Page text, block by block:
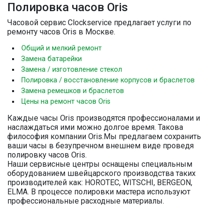
Полировка часов Oris
Часовой сервис Clockservice предлагает услуги по
ремонту часов Oris в Москве.
Общий и мелкий ремонт
Замена батарейки
Замена / изготовление стекол
Полировка / восстановление корпусов и браслетов
Замена ремешков и браслетов
Цены на ремонт часов Oris
Каждые часы Oris производятся профессионалами и
наслаждаться ими можно долгое время. Такова
философия компании Oris.Мы предлагаем сохранить
ваши часы в безупречном внешнем виде проведя
полировку часов Oris.
Наши сервисные центры оснащены специальным
оборудованием швейцарского производства таких
производителей как: HOROTEC, WITSCHI, BERGEON,
ELMA. В процессе полировки мастера используют
профессиональные расходные материалы.